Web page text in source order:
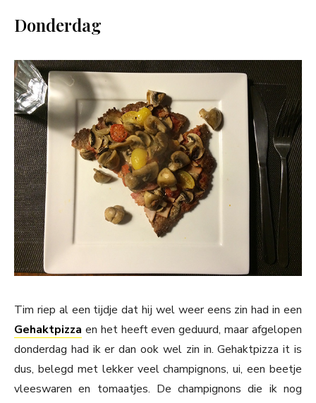
Donderdag
Tim riep al een tijdje dat hij wel weer eens zin had in een
Gehaktpizza en het heeft even geduurd, maar afgelopen
donderdag had ik er dan ook wel zin in. Gehaktpizza it is
dus, belegd met lekker veel champignons, ui, een beetje
vleeswaren en tomaatjes. De champignons die ik nog